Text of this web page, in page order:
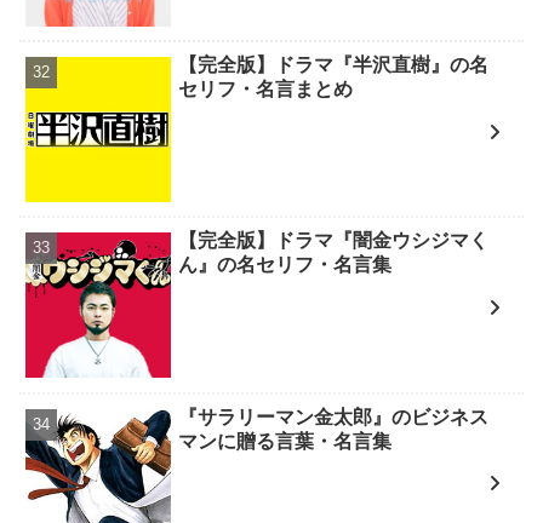
【完全版】ドラマ『半沢直樹』の名
セリフ・名言まとめ
【完全版】ドラマ『闇金ウシジマく
ん』の名セリフ・名言集
『サラリーマン金太郎』のビジネス
マンに贈る言葉・名言集